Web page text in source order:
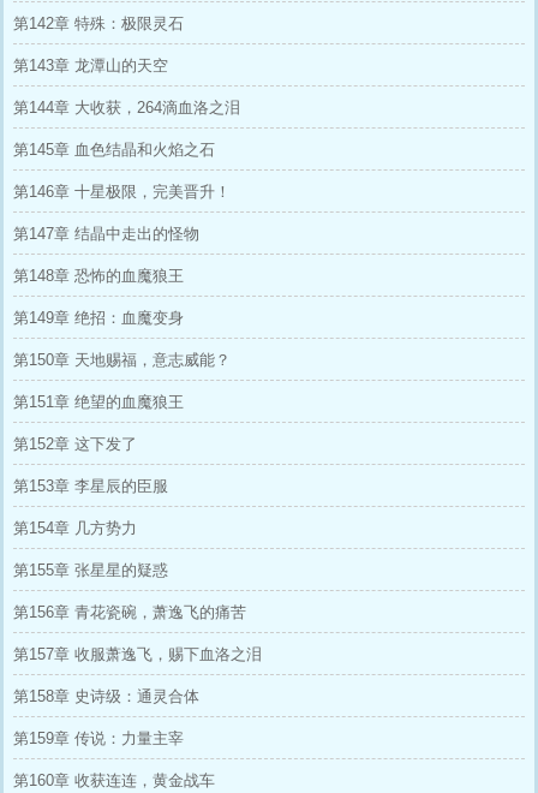
第142章 特殊：极限灵石
第143章 龙潭山的天空
第144章 大收获，264滴血洛之泪
第145章 血色结晶和火焰之石
第146章 十星极限，完美晋升！
第147章 结晶中走出的怪物
第148章 恐怖的血魔狼王
第149章 绝招：血魔变身
第150章 天地赐福，意志威能？
第151章 绝望的血魔狼王
第152章 这下发了
第153章 李星辰的臣服
第154章 几方势力
第155章 张星星的疑惑
第156章 青花瓷碗，萧逸飞的痛苦
第157章 收服萧逸飞，赐下血洛之泪
第158章 史诗级：通灵合体
第159章 传说：力量主宰
第160章 收获连连，黄金战车